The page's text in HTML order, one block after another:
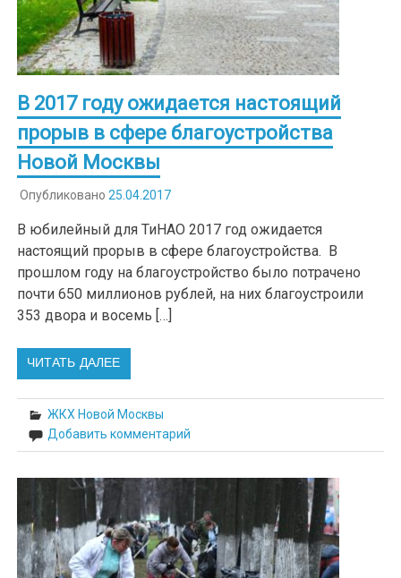
В 2017 году ожидается настоящий
прорыв в сфере благоустройства
Новой Москвы
Опубликовано 25.04.2017
В юбилейный для ТиНАО 2017 год ожидается
настоящий прорыв в сфере благоустройства. В
прошлом году на благоустройство было потрачено
почти 650 миллионов рублей, на них благоустроили
353 двора и восемь […]
ЧИТАТЬ ДАЛЕЕ
ЖКХ Новой Москвы
Добавить комментарий